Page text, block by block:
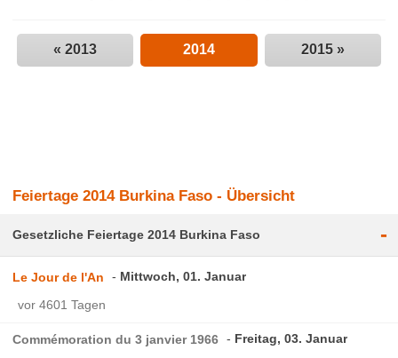
« 2013 2014 2015 »
Feiertage 2014 Burkina Faso - Übersicht
Gesetzliche Feiertage 2014 Burkina Faso -
Le Jour de l'An
Mittwoch, 01. Januar
vor 4601 Tagen
Commémoration du 3 janvier 1966
Freitag, 03. Januar